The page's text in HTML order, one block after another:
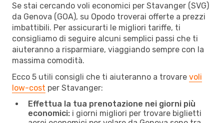
Se stai cercando voli economici per Stavanger (SVG)
da Genova (GOA), su Opodo troverai offerte a prezzi
imbattibili. Per assicurarti le migliori tariffe, ti
consigliamo di seguire alcuni semplici passi che ti
aiuteranno a risparmiare, viaggiando sempre con la
massima comodità.
Ecco 5 utili consigli che ti aiuteranno a trovare voli
low-cost per Stavanger:
Effettua la tua prenotazione nei giorni più
economici: i giorni migliori per trovare biglietti